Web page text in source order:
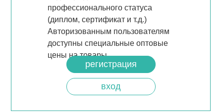
профессионального статуса
(диплом, сертификат и т.д.)
Авторизованным пользователям
доступны специальные оптовые
цены на товары.
регистрация
вход